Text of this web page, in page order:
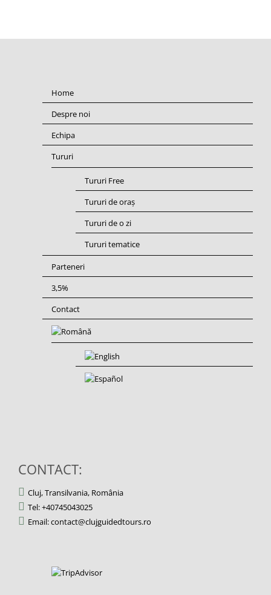
Home
Despre noi
Echipa
Tururi
Tururi Free
Tururi de oraș
Tururi de o zi
Tururi tematice
Parteneri
3,5%
Contact
CONTACT:
Cluj, Transilvania, România
Tel: +40745043025
Email: contact@clujguidedtours.ro